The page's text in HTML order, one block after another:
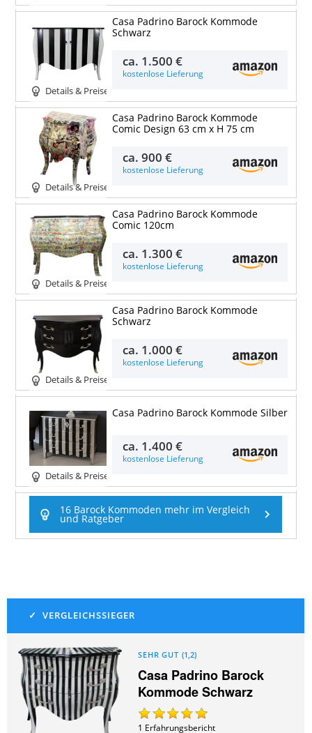
Details & Preise
Casa Padrino Barock Kommode
Schwarz
ca. 1.500 €
kostenlose Lieferung
Details & Preise
Casa Padrino Barock Kommode
Comic Design 63 cm x H 75 cm
ca.900 €
kostenlose Lieferung
Details & Preise
Casa Padrino Barock Kommode
Comic 120cm
ca. 1.300 €
kostenlose Lieferung
Details & Preise
Casa Padrino Barock Kommode
Schwarz
ca. 1.000 €
kostenlose Lieferung
Details & Preise
Casa Padrino Barock Kommode Silber
ca. 1.400 €
kostenlose Lieferung
16 Barock Kommoden mehr im Vergleich
und Ratgeber
SEHR GUT (1,2)
Casa Padrino Barock
Kommode Schwarz
1 Erfahrungsbericht